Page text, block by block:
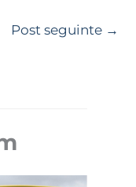
Post seguinte →